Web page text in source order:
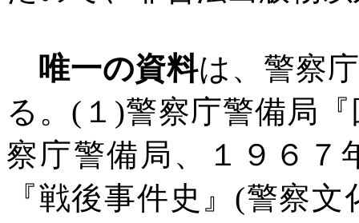
唯一の資料は、警察
る。 ( １ )警察庁警備局
察庁警備局、１９６７
『戦後事件史』 (警察文